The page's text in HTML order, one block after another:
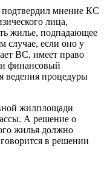
подтвердил мнение КС
лица,
жилье, подпадающее
случае, если оно у
ВС, имеет право
и финансовый
ведения процедуры
жилплощади
А решение о
жилья должно
в решении